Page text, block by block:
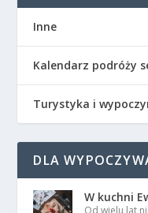
Inne
Kalendarz podróży
Turystyka i
DLA
W kuchni